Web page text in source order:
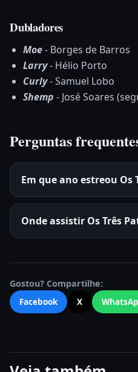
Dubladores
Moe- Borges de Barros
Larry- Hélio Porto
Curly- Samuel Lobo
Shemp - José Soares
Perguntas
Em que ano estreou Os
Onde assistir Os Três
Gostou? Compartilhe:
Facebook
X